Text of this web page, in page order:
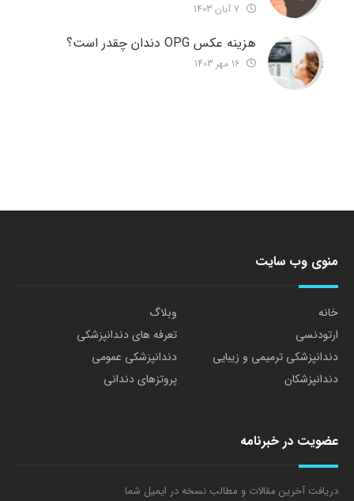
هزینه عکس OPG دندان چقدر است؟
منوی وب سایت
خانه
وبلاگ
ارتودنسی
تعرفه های دندانپزشکی
دندانپزشکی ترمیمی و زیبایی
دندانپزشکی عمومی
دندانپزشکان
پروتزهای دندانی
عضویت در خبرنامه
دریافت آخرین مقالات و مطالب نسخه در ایمیل شما